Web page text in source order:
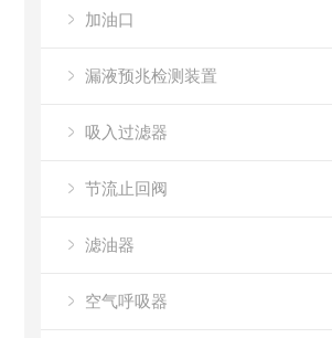
加油口
漏液预兆检测装置
吸入过滤器
节流止回阀
滤油器
空气呼吸器